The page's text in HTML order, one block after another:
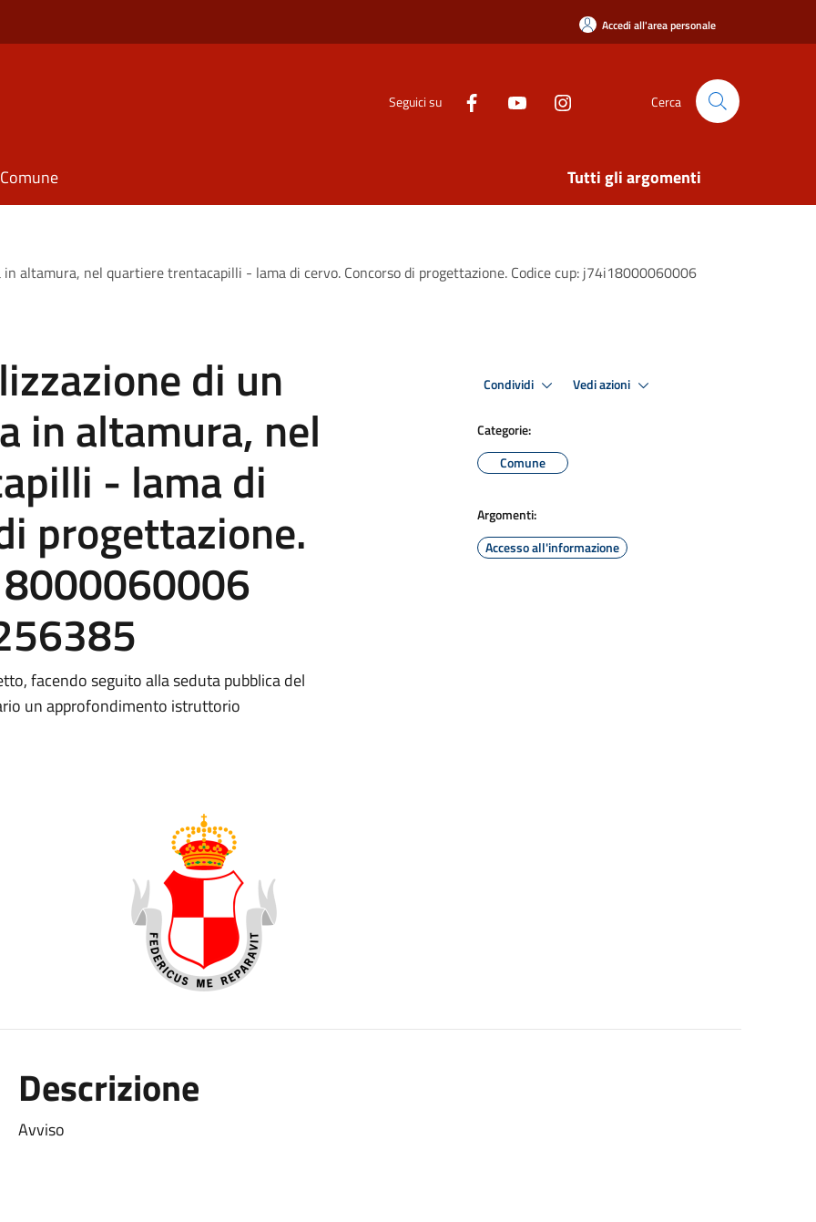
Accedi all'area personale
Seguici su Cerca
Tutti gli argomenti
altamura, nel quartiere trentacapilli - lama di cervo. Concorso di progettazione. Codice cup: j74i18000060006
di un
in altamura, nel
- lama di
progettazione.
facendo seguito alla seduta pubblica del
un approfondimento istruttorio
Condividi Vedi azioni
Categorie:
Comune
Argomenti:
Accesso all'informazione
Descrizione
Avviso